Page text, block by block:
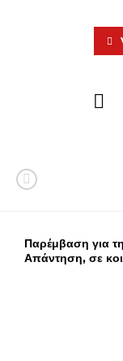
Παρέμβαση για
Απάντηση, σε